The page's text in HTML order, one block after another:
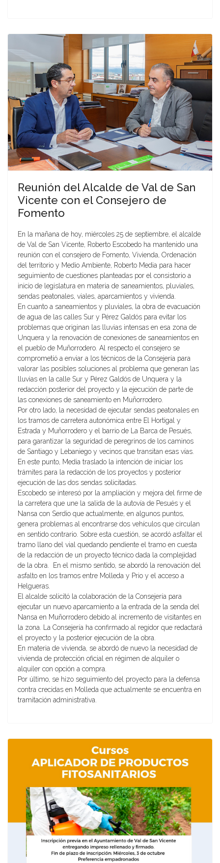
Reunión del Alcalde de Val de San
Vicente con el Consejero de
Fomento
En la mañana de hoy, miércoles 25 de septiembre, el alcalde
de Val de San Vicente, Roberto Escobedo ha mantenido una
reunión con el consejero de Fomento, Vivienda, Ordenación
del territorio y Medio Ambiente, Roberto Media para hacer
seguimiento de cuestiones planteadas por el consistorio a
inicio de legislatura en materia de saneamientos, pluviales,
sendas peatonales, viales, aparcamientos y vivienda.
En cuanto a saneamientos y pluviales, la obra de evacuación
de agua de las calles Sur y Pérez Galdós para evitar los
problemas que originan las lluvias intensas en esa zona de
Unquera y la renovación de conexiones de saneamientos en
el pueblo de Muñorrodero. Al respecto el consejero se
comprometió a enviar a los técnicos de la Consejería para
valorar las posibles soluciones al problema que generan las
lluvias en la calle Sur y Pérez Galdós de Unquera y la
redacción posterior del proyecto y la ejecución de parte de
las conexiones de saneamiento en Muñorrodero.
Por otro lado, la necesidad de ejecutar sendas peatonales en
los tramos de carretera autonómica entre El Hortigal y
Estrada y Muñorrodero y el barrio de La Barca de Pesués,
para garantizar la seguridad de peregrinos de los caminos
de Santiago y Lebaniego y vecinos que transitan esas vías.
En este punto, Media traslado la intención de iniciar los
trámites para la redacción de los proyectos y posterior
ejecución de las dos sendas solicitadas.
Escobedo se interesó por la ampliación y mejora del firme de
la carretera que une la salida de la autovía de Pesués y el
Nansa con Serdio que actualmente, en algunos puntos,
genera problemas al encontrarse dos vehículos que circulan
en sentido contrario. Sobre esta cuestión, se acordó asfaltar el
tramo llano del vial quedando pendiente el tramo en cuesta
de la redacción de un proyecto técnico dada la complejidad
de la obra. En el mismo sentido, se abordó la renovación del
asfalto en los tramos entre Molleda y Prio y el acceso a
Helgueras.
El alcalde solicitó la colaboración de la Consejería para
ejecutar un nuevo aparcamiento a la entrada de la senda del
Nansa en Muñorrodero debido al incremento de visitantes en
la zona. La Consejería ha confirmado al regidor que redactará
el proyecto y la posterior ejecución de la obra.
En materia de vivienda, se abordó de nuevo la necesidad de
vivienda de protección oficial en régimen de alquiler o
alquiler con opción a compra.
Por último, se hizo seguimiento del proyecto para la defensa
contra crecidas en Molleda que actualmente se encuentra en
tramitación administrativa.